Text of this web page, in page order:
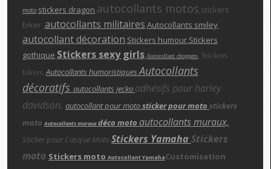
moto,stickers dragon,autocollants motos,stickers
biker ,autocollants militaires,Autocollants smiley,
autocollant décoration,Stickers humour,Stickers
gothique,Stickers sexy girls,Autocollant choppers, Stickers
bikers,Autocollants humoristiquesAutocollants
décoratifs autocollants jecko adhésifs pour harley
davidson, autocollant pour motosticker pour moto stickers
motoAutocollants murauxdéco moto autocollants muraux,
Sticker pour Casque MotoStickers Yamaha Stickers
moto Stickers moto Autocollant YamahaCustomisation